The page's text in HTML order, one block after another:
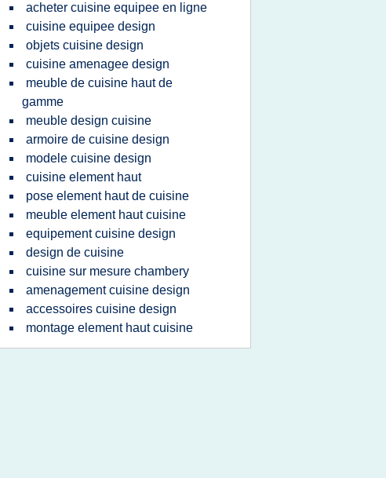
acheter cuisine equipee en ligne
cuisine equipee design
objets cuisine design
cuisine amenagee design
meuble de cuisine haut de
gamme
meuble design cuisine
armoire de cuisine design
modele cuisine design
cuisine element haut
pose element haut de cuisine
meuble element haut cuisine
equipement cuisine design
design de cuisine
cuisine sur mesure chambery
amenagement cuisine design
accessoires cuisine design
montage element haut cuisine